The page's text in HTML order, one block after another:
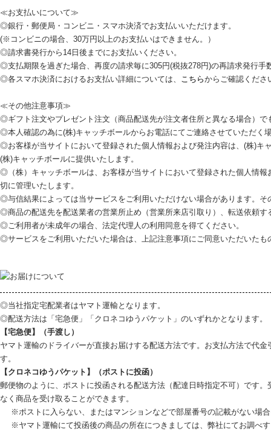
≪お支払いについて≫
◎銀行・郵便局・コンビニ・スマホ決済でお支払いいただけます。
(※コンビニの場合、30万円以上のお支払いはできません。）
◎請求書発行から14日後までにお支払いください。
◎支払期限を過ぎた場合、再度の請求毎に305円(税抜278円)の再請求発行手
◎各スマホ決済におけるお支払い詳細については、
こちらからご確認くださ
≪その他注意事項≫
◎ギフト注文やプレゼント注文（商品配送先が注文者住所と異なる場合）で
◎本人確認の為に(株)キャッチボールからお電話にてご連絡させていただく
◎お客様が当サイトにおいて登録された個人情報および発注内容は、(株)キ
(株)キャッチボールに提供いたします。
◎（株）キャッチボールは、お客様が当サイトにおいて登録された個人情報
切に管理いたします。
◎与信結果によっては当サービスをご利用いただけない場合があります。
◎商品の配送先を配送業者の営業所止め（営業所来店引取り）、転送依頼す
◎ご利用者が未成年の場合、法定代理人の利用同意を得てください。
◎サービスをご利用いただいた場合は、上記注意事項にご同意いただいたも
◎当社指定宅配業者はヤマト運輸となります。
◎配送方法は「宅急便」「クロネコゆうパケット」のいずれかとなります。
【宅急便】（手渡し）
ヤマト運輸のドライバーが直接お届けする配送方法です。お支払方法で代
す。
【クロネコゆうパケット】（ポストに投函）
郵便物のように、ポストに投函される配送方法（配達日時指定不可）です
なく商品を受け取ることができます。
※ポストに入らない、またはマンションなどで部屋番号の記載がない場
※ヤマト運輸にて投函後の商品の所在につきましては、弊社にてお調べ